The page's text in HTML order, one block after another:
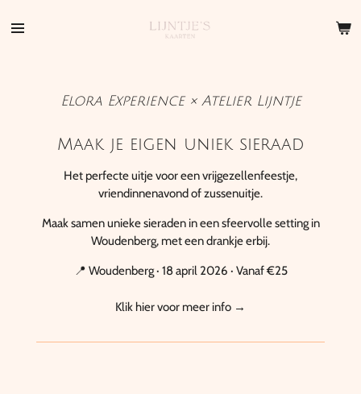
direct
Elora Experience × Atelier Lijntje
Maak je eigen uniek sieraad
Het perfecte uitje voor een vrijgezellenfeestje,
vriendinnenavond of zussenuitje.
Maak samen unieke sieraden in een sfeervolle setting in
Woudenberg, met een drankje erbij.
📍 Woudenberg · 18 april 2026 · Vanaf €25
Klik hier voor meer info →